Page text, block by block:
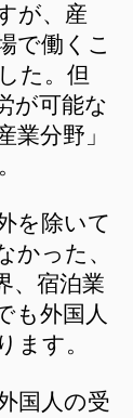
が、産
で働くこ
た。但
が可能な
業分野」
を除いて
かった、
、宿泊業
も外国人
ます。
国人の受